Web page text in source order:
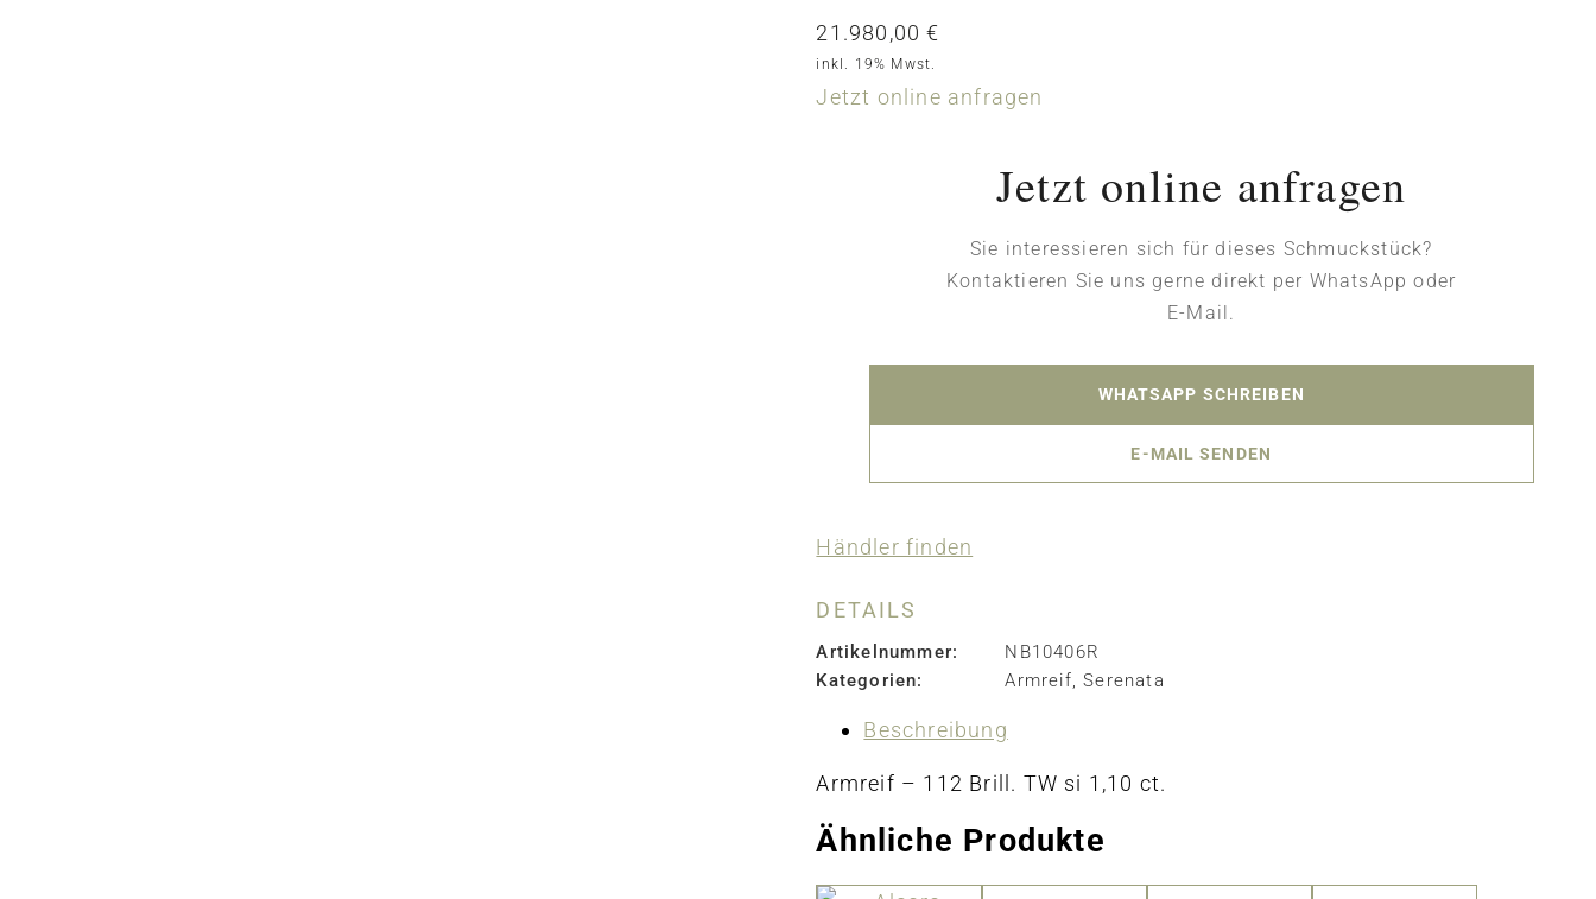
21.980,00€
inkl. 19% Mwst.
Jetzt online anfragen
Jetzt online anfragen
Sie interessieren sich für dieses Schmuckstück?
Kontaktieren Sie uns gerne direkt per WhatsApp oder
E-Mail.
WHATSAPP SCHREIBEN
E-MAIL SENDEN
Händler finden
DETAILS
Artikelnummer:
NB10406R
Kategorien:
Armreif,Serenata
Beschreibung
Armreif – 112 Brill. TW si 1,10 ct.
Ähnliche Produkte